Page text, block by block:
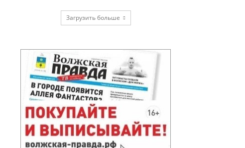
Загрузить больше